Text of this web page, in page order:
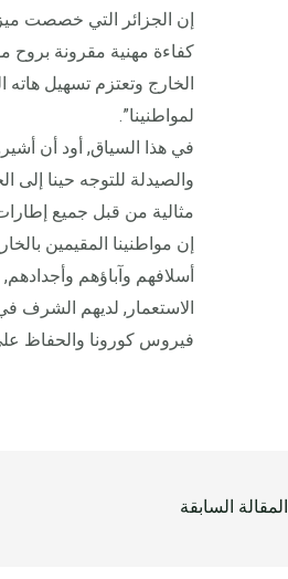
إن الجزائر التي خصصت
كفاءة مهنية مقرونة بروح
الخارج وتعتزم تسهيل هاته
لمواطنينا”.
في هذا السياق, أود أن
والصيدلة للتوجه حينا إلى
مثالية من قبل جميع
إن مواطنينا المقيمين
أسلافهم وآباؤهم
الاستعمار, لديهم الشرف
فيروس كورونا والحفاظ
المقالة السابقة